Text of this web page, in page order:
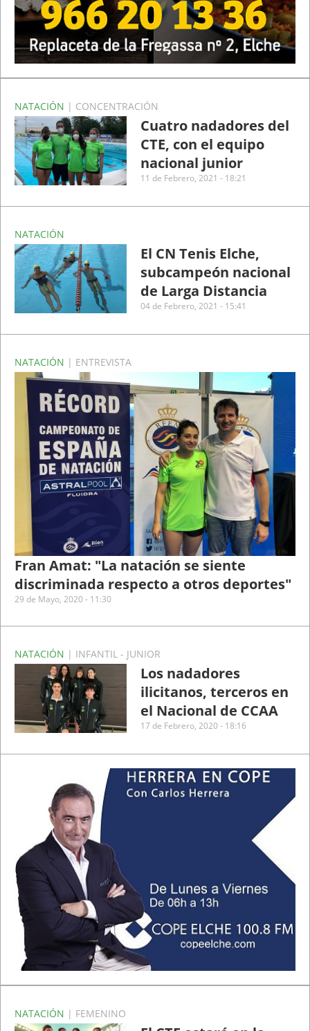
NATACIÓN | CONCENTRACIÓN
Cuatro nadadores del
CTE, con el equipo
nacional junior
11 de Febrero, 2021 - 18:21
NATACIÓN
El CN Tenis Elche,
subcampeón nacional
de Larga Distancia
04 de Febrero, 2021 - 15:41
NATACIÓN | ENTREVISTA
Fran Amat: "La natación se siente
discriminada respecto a otros deportes"
29 de Mayo, 2020 - 11:30
NATACIÓN | INFANTIL - JUNIOR
Los nadadores
ilicitanos, terceros en
el Nacional de CCAA
17 de Febrero, 2020 - 18:16
NATACIÓN | FEMENINO